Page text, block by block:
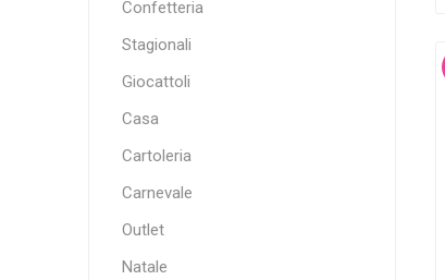
Confetteria
Stagionali
Giocattoli
Casa
Cartoleria
Carnevale
Outlet
Natale